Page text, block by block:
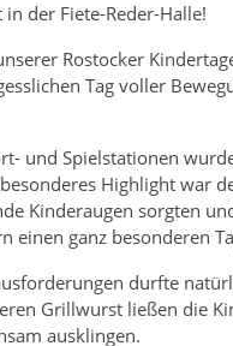
der Fiete-Reder-Halle!
Rostocker
Tag voller
und Spielstationen
Highlight war
Kinderaugen sorgten
einen ganz besonderen
durfte
Grillwurst ließen die
ausklingen.